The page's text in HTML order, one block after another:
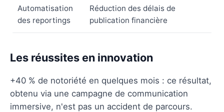
Automatisation
des reportings
Réduction des délais de
publication financière
Les réussites en innovation
+40 % de notoriété en quelques mois : ce résultat,
obtenu via une campagne de communication
immersive, n'est pas un accident de parcours.